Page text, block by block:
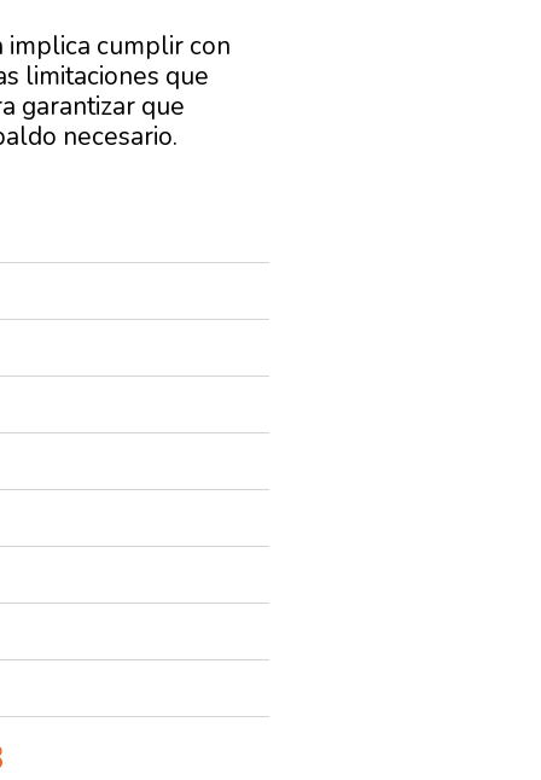
implica cumplir con
limitaciones que
garantizar que
necesario.